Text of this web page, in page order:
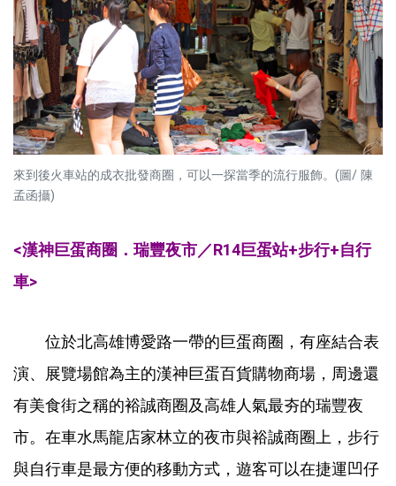
來到後火車站的成衣批發商圈，可以一探當季的流行服飾。(圖/ 陳
孟函攝)
<漢神巨蛋商圈．瑞豐夜市／R14巨蛋站+步行+自行
車>
位於北高雄博愛路一帶的巨蛋商圈，有座結合表
演、展覽場館為主的漢神巨蛋百貨購物商場，周邊還
有美食街之稱的裕誠商圈及高雄人氣最夯的瑞豐夜
市。在車水馬龍店家林立的夜市與裕誠商圈上，步行
與自行車是最方便的移動方式，遊客可以在捷運凹仔